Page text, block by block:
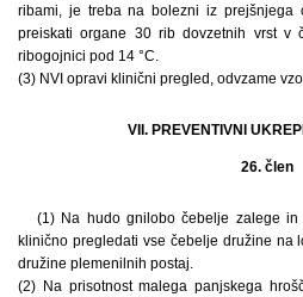
ribami, je treba na bolezni iz prejšnjega
preiskati organe 30 rib dovzetnih vrst v
ribogojnici pod 14 °C.
(3) NVI opravi klinični pregled, odvzame
VII. PREVENTIVNI
26. člen
(1) Na hudo gnilobo čebelje zalege
klinično pregledati vse čebelje družine na
družine plemenilnih postaj.
(2) Na prisotnost malega panjskega